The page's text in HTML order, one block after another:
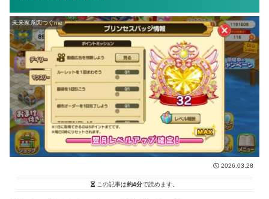
未来家系図つぐme
2026.03.28
この記事は約4分で読めます。